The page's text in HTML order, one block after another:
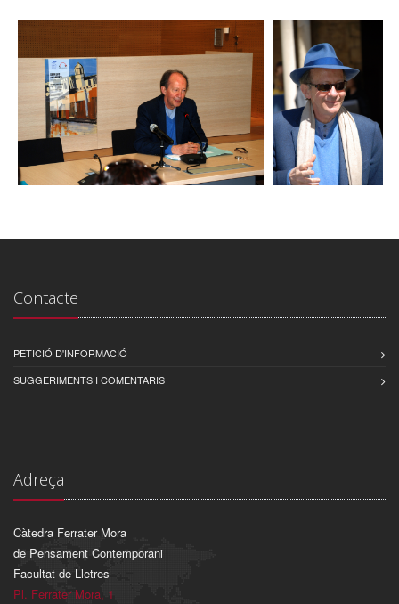
Contacte
PETICIÓ D'INFORMACIÓ
SUGGERIMENTS I COMENTARIS
Adreça
Càtedra Ferrater Mora
de Pensament Contemporani
Facultat de Lletres
Pl. Ferrater Mora, 1